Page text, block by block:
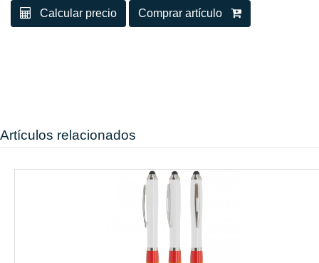
Calcular precio Comprar artículo
Artículos relacionados